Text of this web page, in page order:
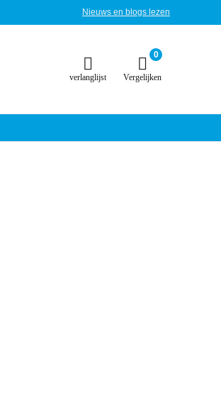
Nieuws en blogs lezen
verlanglijst
0
Vergelijken